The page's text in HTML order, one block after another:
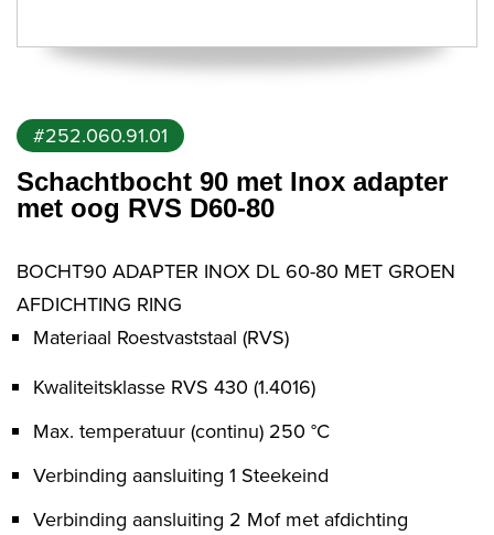
#252.060.91.01
Schachtbocht 90 met Inox adapter
met oog RVS D60-80
BOCHT90 ADAPTER INOX DL 60-80 MET GROEN
AFDICHTING RING
Materiaal Roestvaststaal (RVS)
Kwaliteitsklasse RVS 430 (1.4016)
Max. temperatuur (continu) 250 °C
Verbinding aansluiting 1 Steekeind
Verbinding aansluiting 2 Mof met afdichting